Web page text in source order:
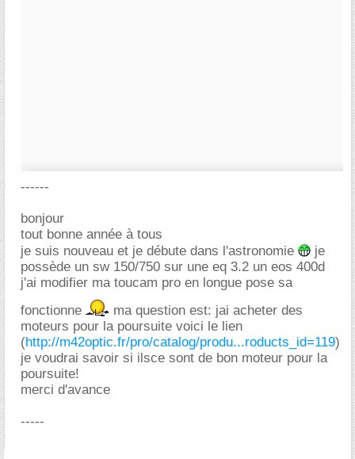
------
bonjour
tout bonne année à tous
je suis nouveau et je débute dans l'astronomie
je
possède un sw 150/750 sur une eq 3.2 un eos 400d
j'ai modifier ma toucam pro en longue pose sa
fonctionne
ma question est: jai acheter des
moteurs pour la poursuite voici le lien
(http://m42optic.fr/pro/catalog/produ...roducts_id=119)
je voudrai savoir si ilsce sont de bon moteur pour la
poursuite!
merci d'avance
-----